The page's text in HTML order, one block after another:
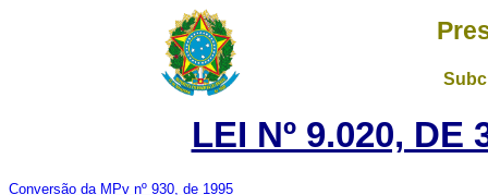
LEI Nº 9.020, DE
Conversão da MPv nº 930, de 1995